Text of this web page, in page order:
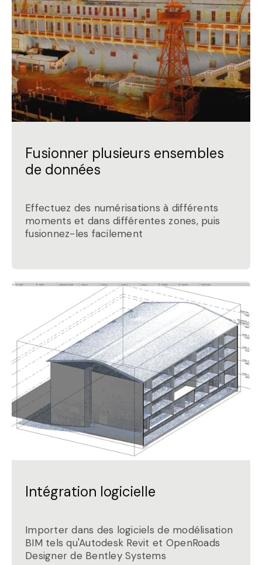
Fusionner plusieurs ensembles
de données
Effectuez des numérisations à différents
moments et dans différentes zones, puis
fusionnez-les facilement
Intégration logicielle
Importer dans des logiciels de modélisation
BIM tels qu'Autodesk Revit et OpenRoads
Designer de Bentley Systems